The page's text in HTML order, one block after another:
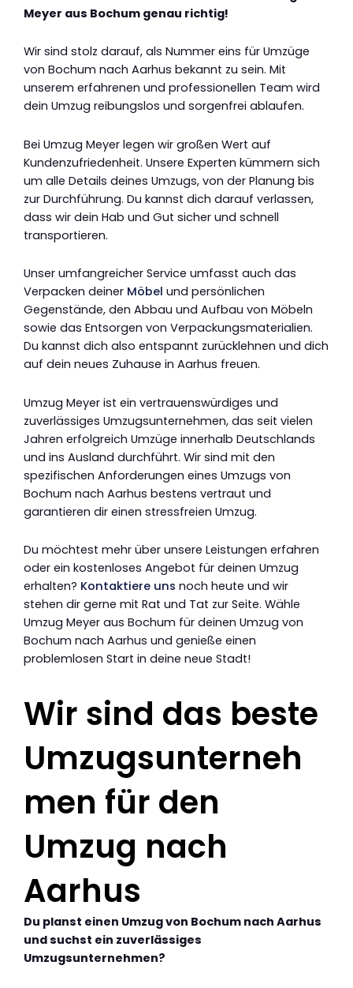
Meyer aus Bochum genau richtig!
Wir sind stolz darauf, als Nummer eins für Umzüge
von Bochum nach Aarhus bekannt zu sein. Mit
unserem erfahrenen und professionellen Team wird
dein Umzug reibungslos und sorgenfrei ablaufen.
Bei Umzug Meyer legen wir großen Wert auf
Kundenzufriedenheit. Unsere Experten kümmern sich
um alle Details deines Umzugs, von der Planung bis
zur Durchführung. Du kannst dich darauf verlassen,
dass wir dein Hab und Gut sicher und schnell
transportieren.
Unser umfangreicher Service umfasst auch das
Verpacken deiner Möbel und persönlichen
Gegenstände, den Abbau und Aufbau von Möbeln
sowie das Entsorgen von Verpackungsmaterialien.
Du kannst dich also entspannt zurücklehnen und dich
auf dein neues Zuhause in Aarhus freuen.
Umzug Meyer ist ein vertrauenswürdiges und
zuverlässiges Umzugsunternehmen, das seit vielen
Jahren erfolgreich Umzüge innerhalb Deutschlands
und ins Ausland durchführt. Wir sind mit den
spezifischen Anforderungen eines Umzugs von
Bochum nach Aarhus bestens vertraut und
garantieren dir einen stressfreien Umzug.
Du möchtest mehr über unsere Leistungen erfahren
oder ein kostenloses Angebot für deinen Umzug
erhalten? Kontaktiere uns noch heute und wir
stehen dir gerne mit Rat und Tat zur Seite. Wähle
Umzug Meyer aus Bochum für deinen Umzug von
Bochum nach Aarhus und genieße einen
problemlosen Start in deine neue Stadt!
Wir sind das beste
Umzugsunterneh
men für den
Umzug nach
Aarhus
Du planst einen Umzug von Bochum nach Aarhus
und suchst ein zuverlässiges
Umzugsunternehmen?